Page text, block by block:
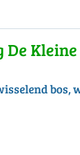
Kleine
bos,